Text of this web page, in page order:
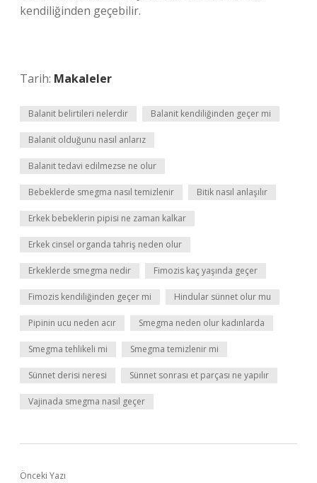
kendiliğinden geçebilir.
Tarih: Makaleler
Balanit belirtileri nelerdir Balanit kendiliğinden geçer mi
Balanit olduğunu nasıl anlarız
Balanit tedavi edilmezse ne olur
Bebeklerde smegma nasıl temizlenir Bitik nasıl anlaşılır
Erkek bebeklerin pipisi ne zaman kalkar
Erkek cinsel organda tahriş neden olur
Erkeklerde smegma nedir Fimozis kaç yaşında geçer
Fimozis kendiliğinden geçer mi Hindular sünnet olur mu
Pipinin ucu neden acır Smegma neden olur kadınlarda
Smegma tehlikeli mi Smegma temizlenir mi
Sünnet derisi neresi Sünnet sonrası et parçası ne yapılır
Vajinada smegma nasıl geçer
Önceki Yazı